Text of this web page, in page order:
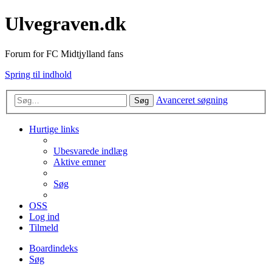
Ulvegraven.dk
Forum for FC Midtjylland fans
Spring til indhold
Søg Avanceret søgning
Hurtige links
Ubesvarede indlæg
Aktive emner
Søg
OSS
Log ind
Tilmeld
Boardindeks
Søg